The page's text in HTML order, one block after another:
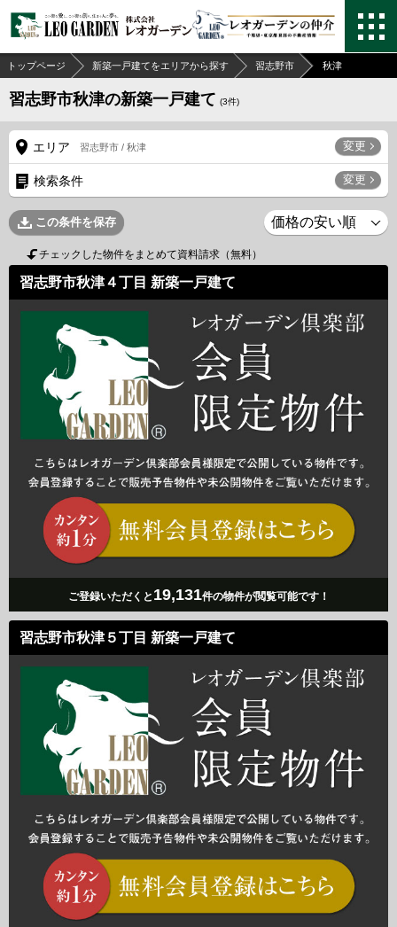
トップページ 新築一戸建てをエリアから探す 習志野市 秋津
習志野市秋津の新築一戸建て (3件)
エリア 習志野市 / 秋津 変更
検索条件 変更
この条件を保存
チェックした物件をまとめて資料請求（無料）
習志野市秋津４丁目 新築一戸建て
ご登録いただくと 19,131件の物件が閲覧可能です！
習志野市秋津５丁目 新築一戸建て